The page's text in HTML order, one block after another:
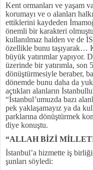
Kent ormanları ve yaşam
korumayı ve o alanları
ettiklerini kaydeden
önemli bir karakteri
kullanılmaz halden ve de
özellikle bunu taşıyarak…
büyük yatırımlar yapıyor.
üzerinde bir yatırımla, son
dönüştürmesiyle beraber,
dönemde bunu daha da
açtıkları alanların
“İstanbul’umuzda bazı
pek yaklaşamayız ya da
parklarına dönüştürmek
diye konuştu.
“ALLAH BİZİ
İstanbul’a hizmette iş
şunları söyledi: